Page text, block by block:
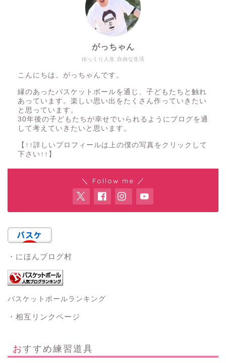
ゆっくり人生 自由な生活
がっちゃん
こんにちは。がっちゃんです。
縁のあったバスケットボールを通じ、子どもたちと触れ
あっています。楽しい思い出をたくさん作っていきたい
と思っています。
30年後の子どもたちが幸せでいられるようにブログを通
して考えていきたいと思います。
【↑↑詳しいプロフィールは上の僕の写真をクリックして
下さい↑↑】
＼ Follow me ／
・にほんブログ村
バスケットボールランキング
・相互リンクページ
おすすめ練習道具